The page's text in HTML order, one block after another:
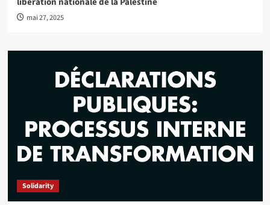
mai 27, 2025
Solidarity